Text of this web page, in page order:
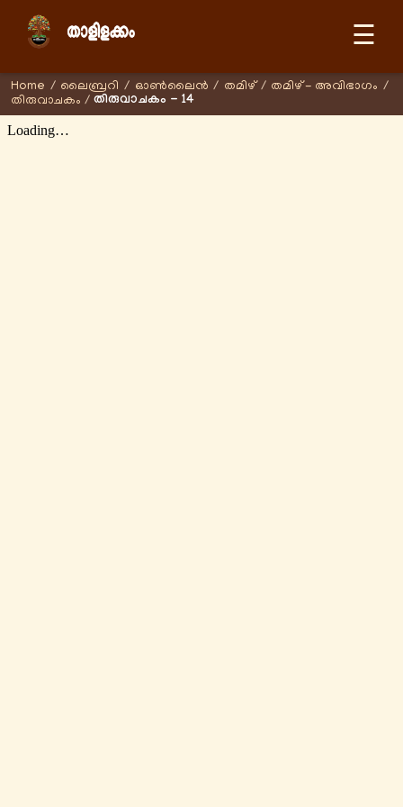
☰
Home / ലൈബ്രറി / ഓണ്‍ലൈന്‍ / തമിഴ് / തമിഴ് - അവിഭാഗം /
തിരുവാചകം / തിരുവാചകം - 14